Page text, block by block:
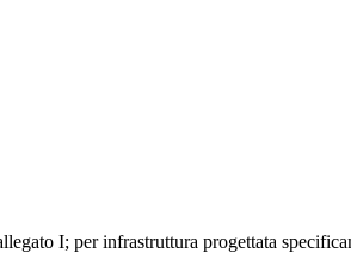
I; per infrastruttura progettata